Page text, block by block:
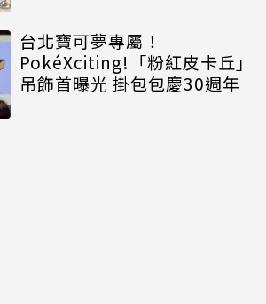
台北寶可夢專屬！
PokéXciting!「粉紅皮卡丘」
吊飾首曝光 掛包包慶30週年